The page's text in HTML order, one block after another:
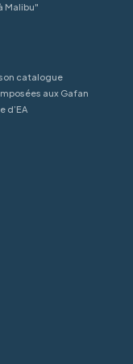
Malibu"
catalogue
aux Gafan
d’EA